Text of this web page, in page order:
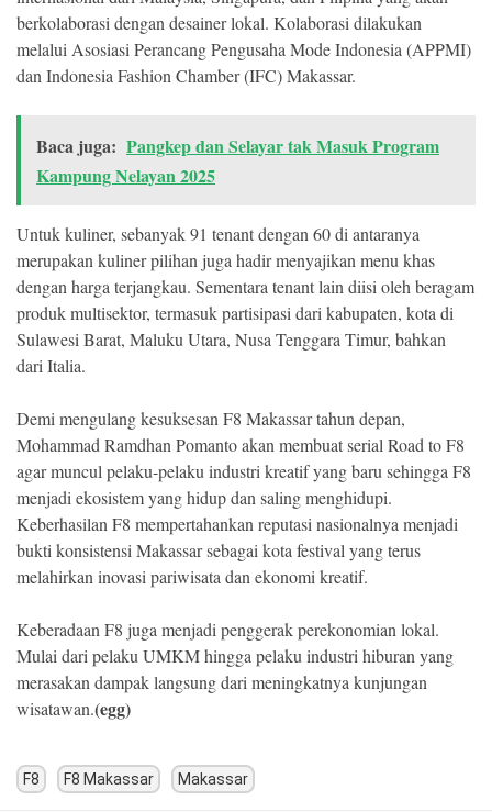
berkolaborasi dengan desainer lokal. Kolaborasi dilakukan
melalui Asosiasi Perancang Pengusaha Mode Indonesia (APPMI)
dan Indonesia Fashion Chamber (IFC) Makassar.
Baca juga: Pangkep dan Selayar tak Masuk Program
Kampung Nelayan 2025
Untuk kuliner, sebanyak 91 tenant dengan 60 di antaranya
merupakan kuliner pilihan juga hadir menyajikan menu khas
dengan harga terjangkau. Sementara tenant lain diisi oleh beragam
produk multisektor, termasuk partisipasi dari kabupaten, kota di
Sulawesi Barat, Maluku Utara, Nusa Tenggara Timur, bahkan
dari Italia.
Demi mengulang kesuksesan F8 Makassar tahun depan,
Mohammad Ramdhan Pomanto akan membuat serial Road to F8
agar muncul pelaku-pelaku industri kreatif yang baru sehingga F8
menjadi ekosistem yang hidup dan saling menghidupi.
Keberhasilan F8 mempertahankan reputasi nasionalnya menjadi
bukti konsistensi Makassar sebagai kota festival yang terus
melahirkan inovasi pariwisata dan ekonomi kreatif.
Keberadaan F8 juga menjadi penggerak perekonomian lokal.
Mulai dari pelaku UMKM hingga pelaku industri hiburan yang
merasakan dampak langsung dari meningkatnya kunjungan
wisatawan.(egg)
F8 F8 Makassar Makassar